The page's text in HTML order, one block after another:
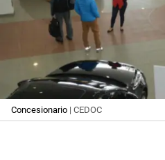
Concesionario | CEDOC